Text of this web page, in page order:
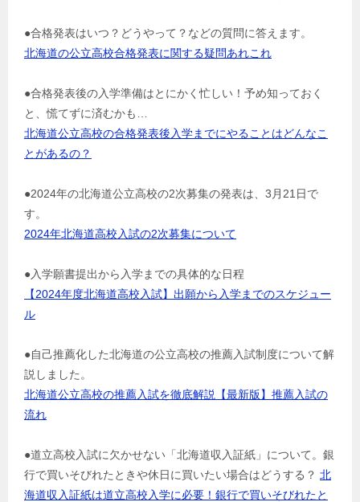
●合格発表はいつ？どうやって？などの質問に答えます。
北海道の公立高校合格発表に関する疑問あれこれ
●合格発表後の入学準備はとにかく忙しい！予め知っておく
と、慌てずに済むかも…
北海道公立高校の合格発表後入学までにやることはどんなこ
とがあるの？
●2024年の北海道公立高校の2次募集の発表は、3月21日で
す。
2024年北海道高校入試の2次募集について
●入学願書提出から入学までの具体的な日程
【2024年度北海道高校入試】出願から入学までのスケジュー
ル
●自己推薦化した北海道の公立高校の推薦入試制度について解
説しました。
北海道公立高校の推薦入試を徹底解説【最新版】推薦入試の
流れ
●道立高校入試に欠かせない「北海道収入証紙」について。銀
行で買いそびれたときや休日に買いたい場合はどうする？ 北
海道収入証紙は道立高校入学に必要！銀行で買いそびれたと